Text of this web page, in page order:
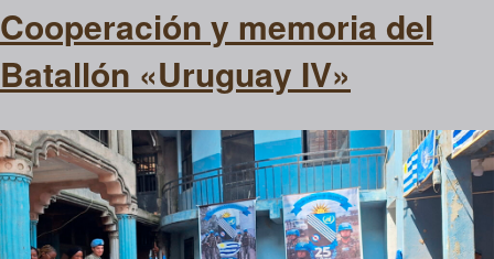
Cooperación y memoria del
Batallón «Uruguay IV»